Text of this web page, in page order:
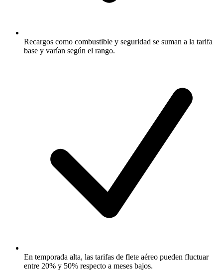
Recargos como combustible y seguridad se suman a la tarifa
base y varían según el rango.
En temporada alta, las tarifas de flete aéreo pueden fluctuar
entre 20% y 50% respecto a meses bajos.